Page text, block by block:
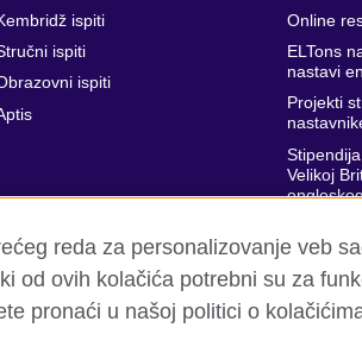
ispiti
ispiti
ispiti
Online
ELTons
nastavi
Projekti
Velikoj
reda za personalizovanje veb
od ovih kolačića potrebni su za
pronaći u našoj politici o